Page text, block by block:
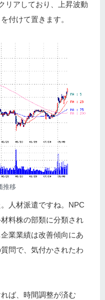
リアしており、上昇波動
付けて置きます。
推移
人材派遣ですね。NPC
料株の部類に分類され
業業績は改善傾向にあ
問で、気付かされたわ
ば、時間調整が済む